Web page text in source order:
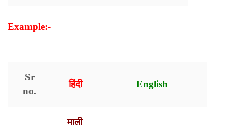
Example:-
Sr
no.
हिंदी English
माली